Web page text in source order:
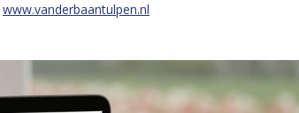
www.vanderbaantulpen.nl